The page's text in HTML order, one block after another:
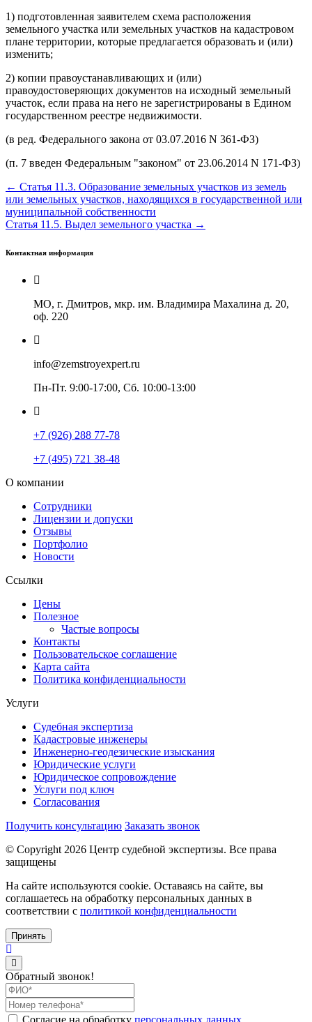
1) подготовленная заявителем схема расположения
земельного участка или земельных участков на кадастровом
плане территории, которые предлагается образовать и (или)
изменить;
2) копии правоустанавливающих и (или)
правоудостоверяющих документов на исходный земельный
участок, если права на него не зарегистрированы в Едином
государственном реестре недвижимости.
(в ред. Федерального закона от 03.07.2016 N 361-ФЗ)
(п. 7 введен Федеральным
законом
от 23.06.2014 N 171-ФЗ)
← Статья 11.3. Образование земельных участков из земель
или земельных участков, находящихся в государственной или
муниципальной собственности
Статья 11.5. Выдел земельного участка →
Контактная информация
МО, г. Дмитров, мкр. им. Владимира Махалина д. 20,
оф. 220
info@zemstroyexpert.ru
Пн-Пт. 9:00-17:00, Сб. 10:00-13:00
+7 (926) 288 77-78
+7 (495) 721 38-48
О компании
Сотрудники
Лицензии и допуски
Отзывы
Портфолио
Новости
Ссылки
Цены
Полезное
Частые вопросы
Контакты
Пользовательское соглашение
Карта сайта
Политика конфиденциальности
Услуги
Судебная экспертиза
Кадастровые инженеры
Инженерно-геодезические изыскания
Юридические услуги
Юридическое сопровождение
Услуги под ключ
Согласования
Получить консультацию Заказать звонок
© Copyright 2026 Центр судебной экспертизы. Все права
защищены
На сайте используются cookie. Оставаясь на сайте, вы
соглашаетесь на обработку персональных данных в
соответствии с политикой конфиденциальности
Принять
Обратный звонок!
Согласие на обработку персональных данных